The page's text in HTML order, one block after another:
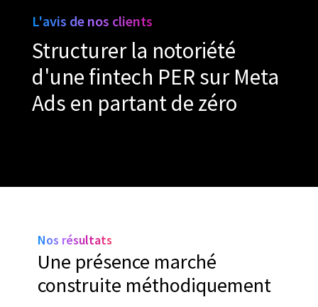
L'avis de nos clients
Structurer la notoriété
d'une fintech PER sur Meta
Ads en partant de zéro
Nos résultats
Une présence marché
construite méthodiquement